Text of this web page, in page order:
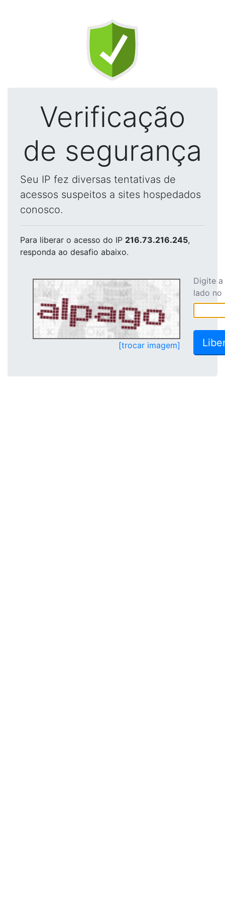
Verificação
de segurança
Seu IP fez diversas tentativas de
acessos suspeitos a sites hospedados
conosco.
Para liberar o acesso do IP 216.73.216.245,
responda ao desafio abaixo.
[trocar imagem]
Digite
lado no